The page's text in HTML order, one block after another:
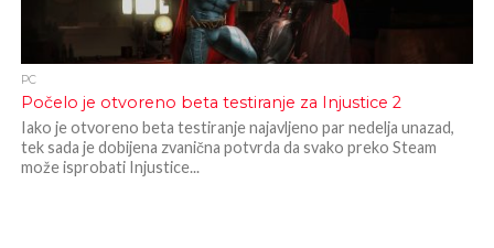
PC
Počelo je otvoreno beta testiranje za Injustice 2
Iako je otvoreno beta testiranje najavljeno par nedelja unazad,
tek sada je dobijena zvanična potvrda da svako preko Steam
može isprobati Injustice...